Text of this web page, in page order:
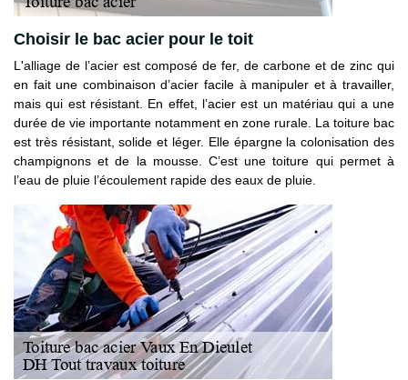
Choisir le bac acier pour le toit
L'alliage de l’acier est composé de fer, de carbone et de zinc qui
en fait une combinaison d’acier facile à manipuler et à travailler,
mais qui est résistant. En effet, l’acier est un matériau qui a une
durée de vie importante notamment en zone rurale. La toiture bac
est très résistant, solide et léger. Elle épargne la colonisation des
champignons et de la mousse. C’est une toiture qui permet à
l’eau de pluie l’écoulement rapide des eaux de pluie.